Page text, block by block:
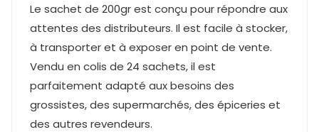
Le sachet de 200gr est conçu pour répondre aux
attentes des distributeurs. Il est facile à stocker,
à transporter et à exposer en point de vente.
Vendu en colis de 24 sachets, il est
parfaitement adapté aux besoins des
grossistes, des supermarchés, des épiceries et
des autres revendeurs.